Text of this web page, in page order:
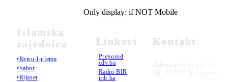
Islamska
zajednica
•Reisu-l-ulema
•Sabor
•Rijaset
Only display: if NOT Mobile
Linkovi
•Preporod
•cdv.ba
•Radio BIR
•iitb.ba
Kontakt
Adresa:
Kovači br.
36, 71000 Sarajevo